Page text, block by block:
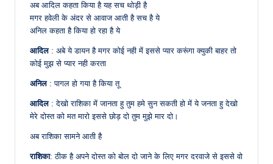
अब आदिल कहता किया है यह सच थोड़ी है
मगर हवेली के अंदर से आवाज आती है सच है ये
अनिल कहता है किया हो रहा है ये
आदिल: अबे ये डायन है मगर कोई नही में इससे प्यार करूंगा क्युकी बाहर तो
कोई मुझ से प्यार नही करता
अनिल: पागल हो गया है किया तू
आदिल: देखो राशिका में जानता हु तुम हमे सुन सकती हो में ये जनता हु देखो
मेरे दोस्त को मत मारो इससे छोड़ दो तुम मुझे मार दो।
अब राशिका सामने आती है
राशिका: ठीक है अपने दोस्त को बोल दो जाने के लिए मगर दरवाजे से इससे वो